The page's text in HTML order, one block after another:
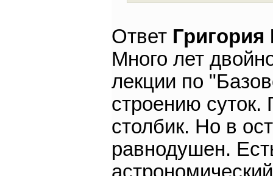
Ответ
Много лет
лекции по
строению суток.
столбик. Но в
равнодушен.